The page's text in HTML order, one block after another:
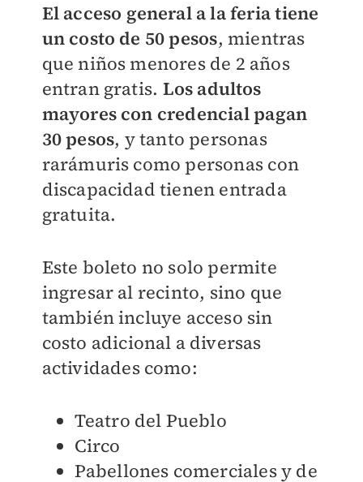
El acceso general a la feria tiene
un costo de 50 pesos, mientras
que niños menores de 2 años
entran gratis. Los adultos
mayores con credencial pagan
30 pesos, y tanto personas
rarámuris como personas con
discapacidad tienen entrada
gratuita.
Este boleto no solo permite
ingresar al recinto, sino que
también incluye acceso sin
costo adicional a diversas
actividades como:
Teatro del Pueblo
Circo
Pabellones comerciales y de